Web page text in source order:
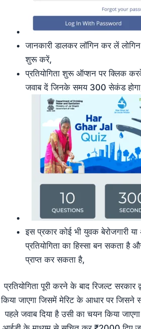
जानकारी डालकर लॉगिन कर लें
शुरू करें,
प्रतियोगिता शुरू ऑप्शन पर क्लिक
जवाब दें जिनके समय 300 सेकंड
इस प्रकार कोई भी युवक बेरोजगारी या
प्रतियोगिता का हिस्सा बन सकता है
प्राप्त कर सकता है,
प्रतियोगिता पूरी करने के बाद रिजल्ट सरकार
किया जाएगा जिसमें मेरिट के आधार पर
पहले जवाब दिया है उसी का चयन किया